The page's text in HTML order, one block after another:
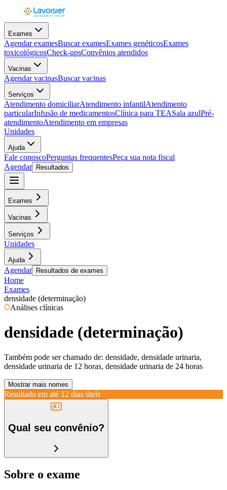
Exames
Agendar examesBuscar examesExames genéticosExames
toxicológicosCheck-upsConvênios atendidos
Vacinas
Agendar vacinasBuscar vacinas
Serviços
Atendimento domiciliarAtendimento infantilAtendimento
particularInfusão de medicamentosClínica para TEASala azulPré-
atendimentoAtendimento em empresas
Unidades
Ajuda
Fale conoscoPerguntas frequentesPeça sua nota fiscal
Agendar
Resultados
Exames
Vacinas
Serviços
Unidades
Ajuda
Agendar Resultados de exames
Home
Exames
densidade (determinação)
Análises clínicas
densidade (determinação)
Também pode ser chamado de: densidade, densidade urinaria,
densidade urinaria de 12 horas, densidade urinaria de 24 horas
Mostrar mais nomes
Resultado em até 12 dias úteis
Qual seu convênio?
Sobre o exame